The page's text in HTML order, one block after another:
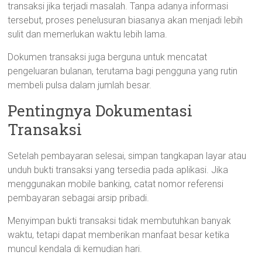
transaksi jika terjadi masalah. Tanpa adanya informasi
tersebut, proses penelusuran biasanya akan menjadi lebih
sulit dan memerlukan waktu lebih lama.
Dokumen transaksi juga berguna untuk mencatat
pengeluaran bulanan, terutama bagi pengguna yang rutin
membeli pulsa dalam jumlah besar.
Pentingnya Dokumentasi
Transaksi
Setelah pembayaran selesai, simpan tangkapan layar atau
unduh bukti transaksi yang tersedia pada aplikasi. Jika
menggunakan mobile banking, catat nomor referensi
pembayaran sebagai arsip pribadi.
Menyimpan bukti transaksi tidak membutuhkan banyak
waktu, tetapi dapat memberikan manfaat besar ketika
muncul kendala di kemudian hari.